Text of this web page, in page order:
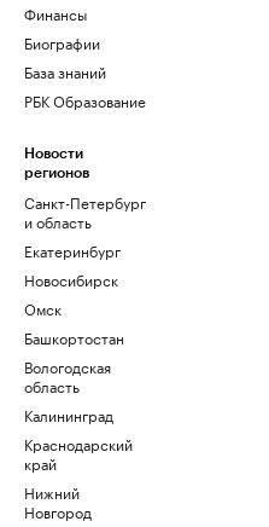
Финансы
Биографии
База знаний
РБК Образование
Новости
регионов
Санкт-Петербург
и область
Екатеринбург
Новосибирск
Омск
Башкортостан
Вологодская
область
Калининград
Краснодарский
край
Нижний
Новгород